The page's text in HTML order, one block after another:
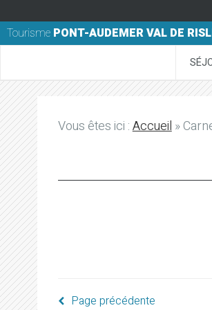
Tourisme PONT-AUDEMER VAL DE
Vous êtes ici :Accueil»
Page précédente